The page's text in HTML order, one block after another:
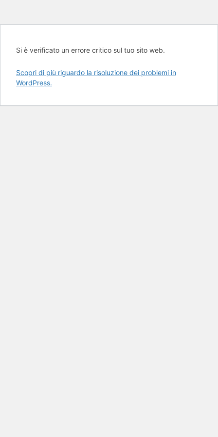
Si è verificato un errore critico sul tuo sito web.
Scopri di più riguardo la risoluzione dei problemi in
WordPress.